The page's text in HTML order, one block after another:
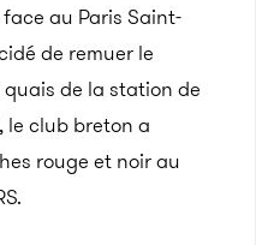
au Paris Saint-
de remuer le
de la station de
le club breton a
rouge et noir au